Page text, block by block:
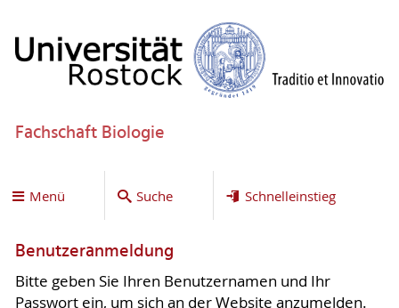
Fachschaft Biologie
Menü Suche Schnelleinstieg
Benutzeranmeldung
Bitte geben Sie Ihren Benutzernamen und Ihr
Passwort ein, um sich an der Website anzumelden.